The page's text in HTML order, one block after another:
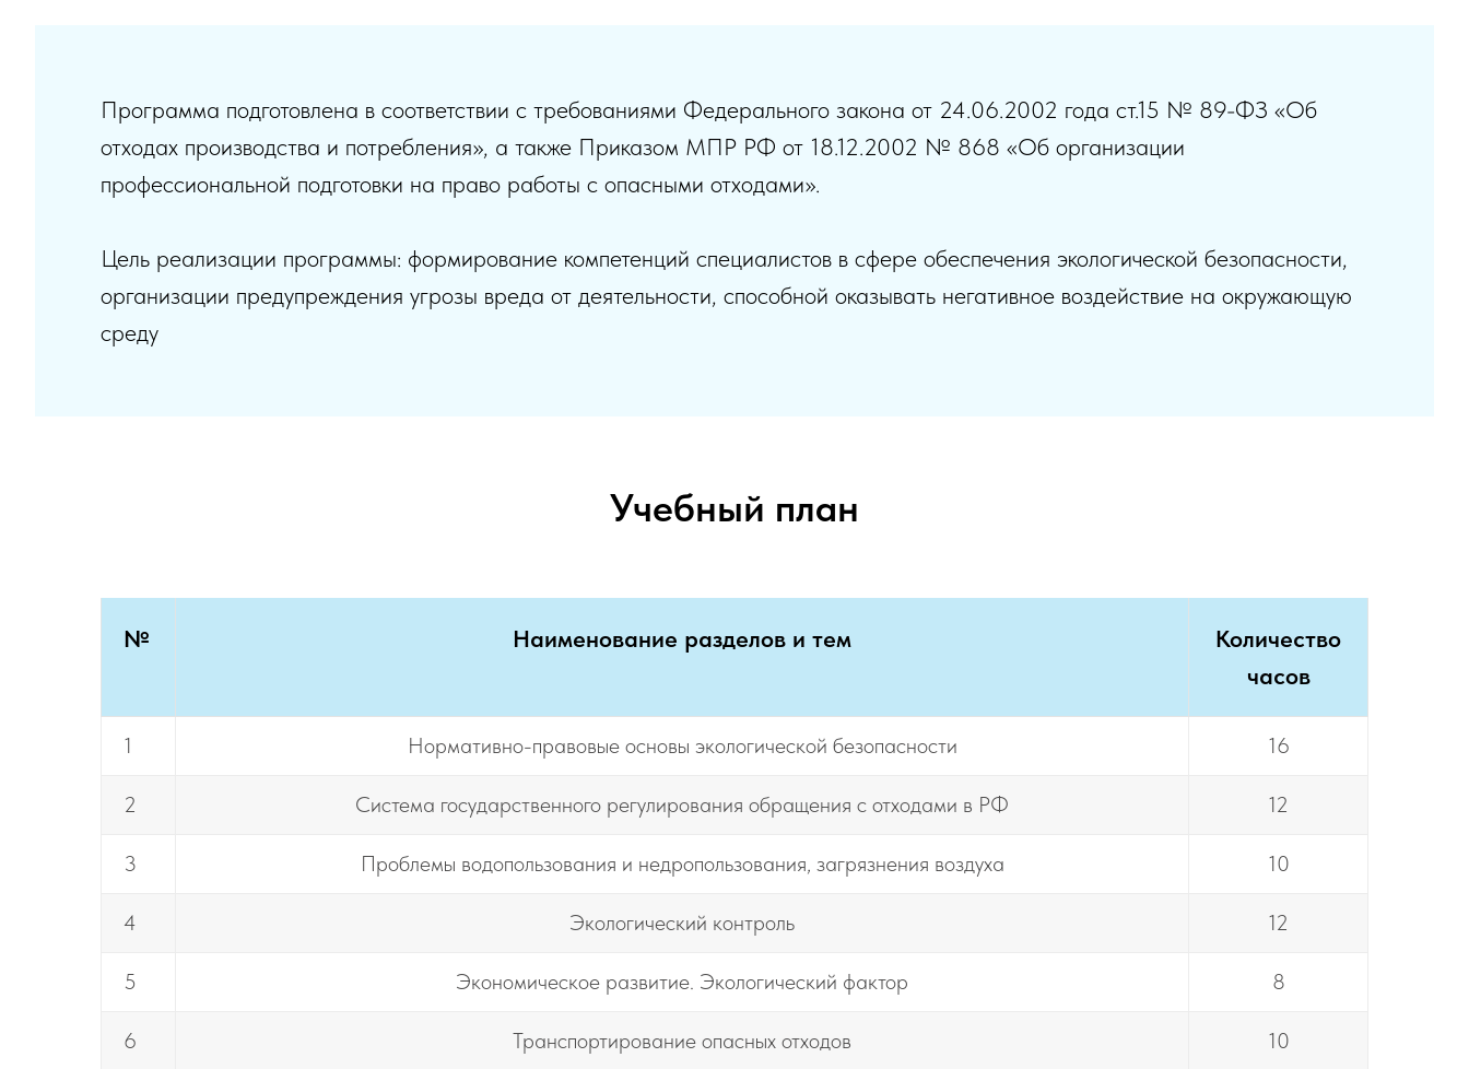
Программа подготовлена в соответствии с требованиями Федерального закона от 24.06.2002 года ст.15 № 89-ФЗ «Об
отходах производства и потребления», а также Приказом МПР РФ от 18.12.2002 № 868 «Об организации
профессиональной подготовки на право работы с опасными отходами».
Цель реализации программы: формирование компетенций специалистов в сфере обеспечения экологической безопасности,
организации предупреждения угрозы вреда от деятельности, способной оказывать негативное воздействие на окружающую
среду
Учебный план
№ Наименование разделов и тем
Количество
часов
1 Нормативно-правовые основы экологической безопасности 16
2 Система государственного регулирования обращения с отходами в РФ 12
3 Проблемы водопользования и недропользования, загрязнения воздуха 10
4 Экологический контроль 12
5 Экономическое развитие. Экологический фактор 8
6 Транспортирование опасных отходов 10